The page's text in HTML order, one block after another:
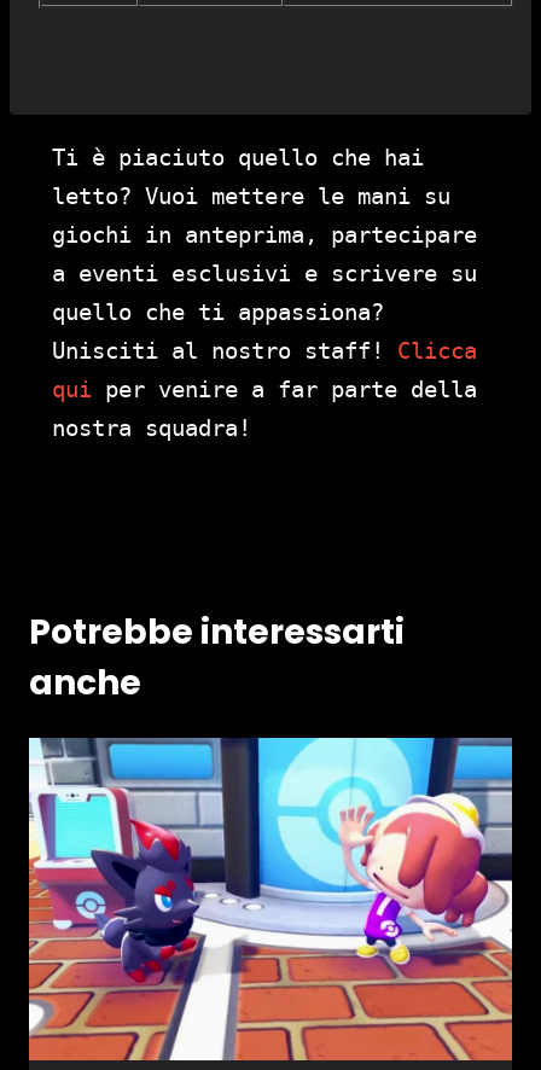
Ti è piaciuto quello che hai
letto? Vuoi mettere le mani su
giochi in anteprima, partecipare
a eventi esclusivi e scrivere su
quello che ti appassiona?
Unisciti al nostro staff! Clicca
qui per venire a far parte della
nostra squadra!
Potrebbe interessarti
anche